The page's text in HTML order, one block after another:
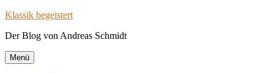
Zum
springen
Klassik begeistert
Der Blog von Andreas Schmidt
Menü